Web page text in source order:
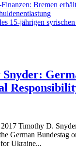
Bremen
15-jährigen
Timothy D.
German Bundestag
Ukraine...